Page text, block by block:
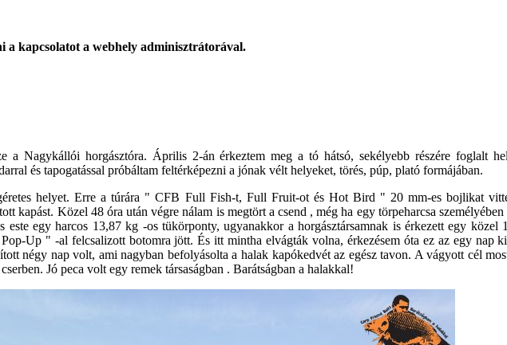
a kapcsolatot a webhely adminisztrátorával.
a Nagykállói horgásztóra. Április 2-án érkeztem meg a tó hátsó, sekélyebb részére foglalt
és tapogatással próbáltam feltérképezni a jónak vélt helyeket, törés, púp, plató formájában.
helyet. Erre a túrára " CFB Full Fish-t, Full Fruit-ot és Hot Bird " 20 mm-es bojlikat
kapást. Közel 48 óra után végre nálam is megtört a csend , még ha egy törpeharcsa
egy harcos 13,87 kg -os tükörponty, ugyanakkor a horgásztársamnak is érkezett egy közel
Up " -al felcsalizott botomra jött. És itt mintha elvágták volna, érkezésem óta ez az egy nap
négy nap volt, ami nagyban befolyásolta a halak kapókedvét az egész tavon. A vágyott cél
Jó peca volt egy remek társaságban . Barátságban a halakkal!